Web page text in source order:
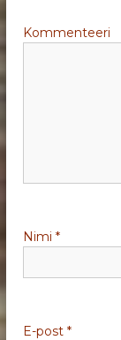
e
n
e
Kommenteeri
Nimi*
E-post*